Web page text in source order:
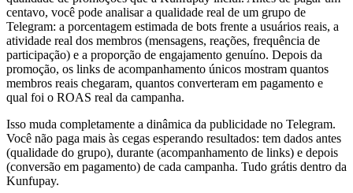
centavo, você pode analisar a qualidade real de um grupo de
Telegram: a porcentagem estimada de bots frente a usuários reais, a
atividade real dos membros (mensagens, reações, frequência de
participação) e a proporção de engajamento genuíno. Depois da
promoção, os links de acompanhamento únicos mostram quantos
membros reais chegaram, quantos converteram em pagamento e
qual foi o ROAS real da campanha.
Isso muda completamente a dinâmica da publicidade no Telegram.
Você não paga mais às cegas esperando resultados: tem dados antes
(qualidade do grupo), durante (acompanhamento de links) e depois
(conversão em pagamento) de cada campanha. Tudo grátis dentro da
Kunfupay.